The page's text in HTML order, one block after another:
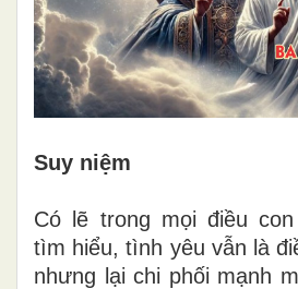
Suy niệm
Có lẽ trong mọi điều
tìm hiểu, tình yêu vẫn là
nhưng lại chi phối mạnh